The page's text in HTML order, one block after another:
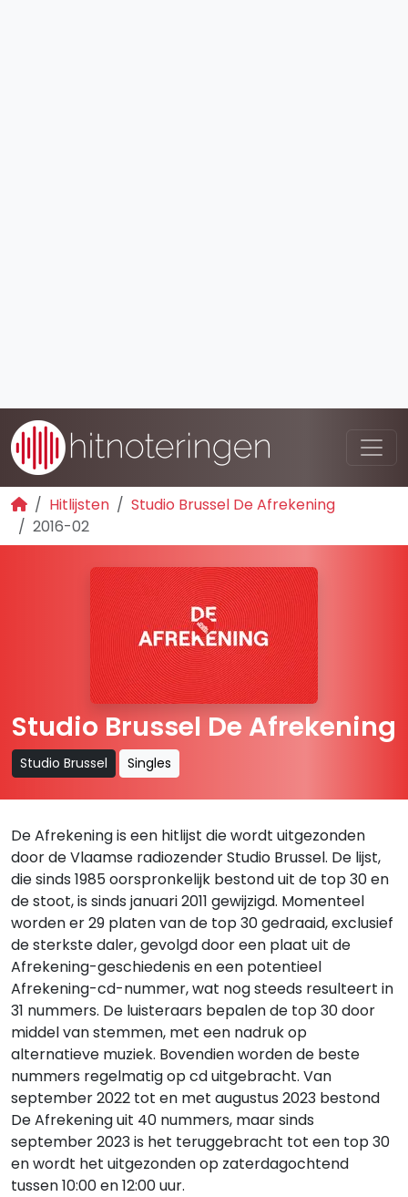
Hitlijsten
Studio Brussel De Afrekening
2016-02
Studio Brussel De Afrekening
Studio Brussel Singles
De Afrekening is een hitlijst die wordt uitgezonden
door de Vlaamse radiozender Studio Brussel. De lijst,
die sinds 1985 oorspronkelijk bestond uit de top 30 en
de stoot, is sinds januari 2011 gewijzigd. Momenteel
worden er 29 platen van de top 30 gedraaid, exclusief
de sterkste daler, gevolgd door een plaat uit de
Afrekening-geschiedenis en een potentieel
Afrekening-cd-nummer, wat nog steeds resulteert in
31 nummers. De luisteraars bepalen de top 30 door
middel van stemmen, met een nadruk op
alternatieve muziek. Bovendien worden de beste
nummers regelmatig op cd uitgebracht. Van
september 2022 tot en met augustus 2023 bestond
De Afrekening uit 40 nummers, maar sinds
september 2023 is het teruggebracht tot een top 30
en wordt het uitgezonden op zaterdagochtend
tussen 10:00 en 12:00 uur.